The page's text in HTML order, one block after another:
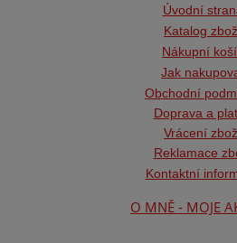
Úvodní
Katalog
Nákupní
Jak
Obchodní
Doprava a
Vrácení
Reklamace
Kontaktní
O MNĚ - MOJE